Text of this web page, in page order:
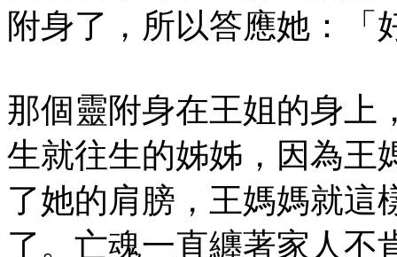
附身了，所以答應她：「
那個靈附身在王姐的身上
生就往生的姊姊，因為王
了她的肩膀，王媽媽就這
了。亡魂一直纏著家人不